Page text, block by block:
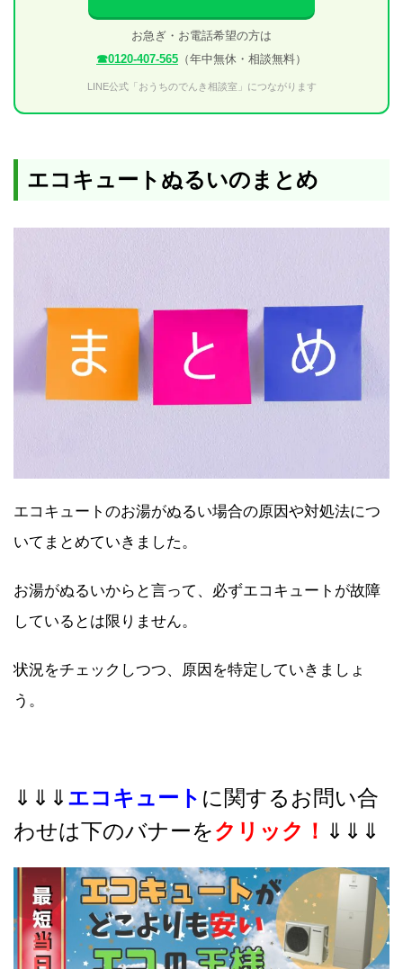
お急ぎ・お電話希望の方は
☎0120-407-565 （年中無休・相談無料）
LINE公式「おうちのでんき相談室」につながります
エコキュートぬるいのまとめ
エコキュートのお湯がぬるい場合の原因や対処法につ
いてまとめていきました。
お湯がぬるいからと言って、必ずエコキュートが故障
しているとは限りません。
状況をチェックしつつ、原因を特定していきましょ
う。
⇓⇓⇓ エコキュート に関するお問い合
わせは下のバナーをクリック！ ⇓⇓⇓